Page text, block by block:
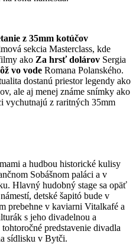
z 35mm kotúčov
sekcia Masterclass, kde
ako Za hrsť dolárov Sergia
vo vode Romana Polanského.
dostanú priestor legendy ako
ale aj menej známe snímky ako
vychutnajú z raritných 35mm
a hudbou historické kulisy
Sobášnom paláci a v
Hlavný hudobný stage sa opäť
detské šapitó bude v
prebehne v kaviarni Vitalkafé a
s jeho divadelnou a
predstavenie divadla
sídlisku v Bytči.